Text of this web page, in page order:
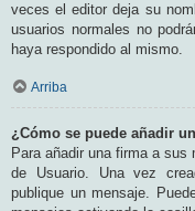
veces el editor deja su
usuarios normales no
haya respondido al mismo.
Arriba
¿Cómo se puede añadir
Para añadir una firma a sus
de Usuario. Una vez
publique un mensaje.